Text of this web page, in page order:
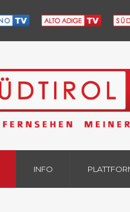
INFO